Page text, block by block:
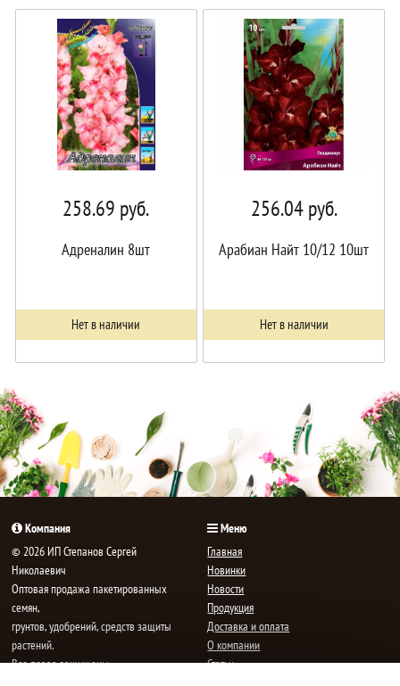
258.69 руб.
Адреналин 8шт
Нет в наличии
256.04руб.
Арабиан Найт 10/12 10шт
Нет в наличии
Компания
© 2026 ИП Степанов Сергей
Николаевич
Oптовая продажа пакетированных
семян,
грунтов, удобрений, средств защиты
растений.
Все права защищены.
Меню
Главная
Новинки
Новости
Продукция
Доставка и оплата
О компании
Статьи